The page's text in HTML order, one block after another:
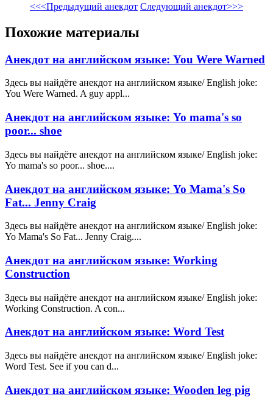
<<<Предыдущий анекдот Следующий анекдот>>>
Похожие материалы
Анекдот на английском языке: You Were Warned
Здесь вы найдёте анекдот на английском языке/ English joke:
You Were Warned. A guy appl...
Анекдот на английском языке: Yo mama's so
poor... shoe
Здесь вы найдёте анекдот на английском языке/ English joke:
Yo mama's so poor... shoe....
Анекдот на английском языке: Yo Mama's So
Fat... Jenny Craig
Здесь вы найдёте анекдот на английском языке/ English joke:
Yo Mama's So Fat... Jenny Craig....
Анекдот на английском языке: Working
Construction
Здесь вы найдёте анекдот на английском языке/ English joke:
Working Construction. A con...
Анекдот на английском языке: Word Test
Здесь вы найдёте анекдот на английском языке/ English joke:
Word Test. See if you can d...
Анекдот на английском языке: Wooden leg pig